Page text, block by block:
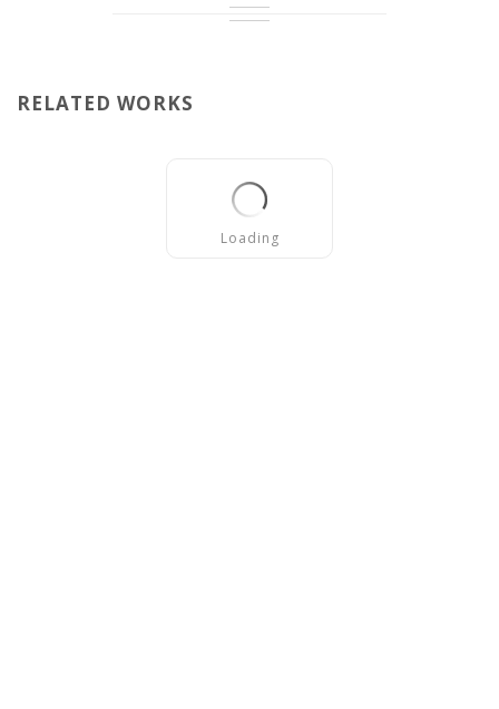
RELATED WORKS
Loading